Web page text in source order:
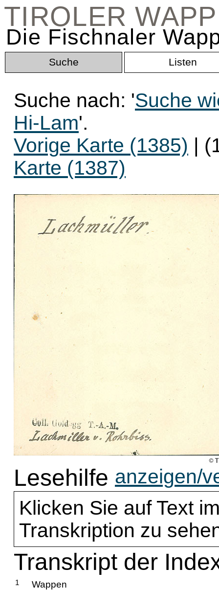
TIROLER
Die Fischnaler
Suche Listen
Suche nach: 'Suche
Hi-Lam'.
Vorige Karte (1385) |
Karte (1387)
Lesehilfe anzeigen/
Klicken Sie auf Text
Transkription zu
Transkript der
1 Wappen